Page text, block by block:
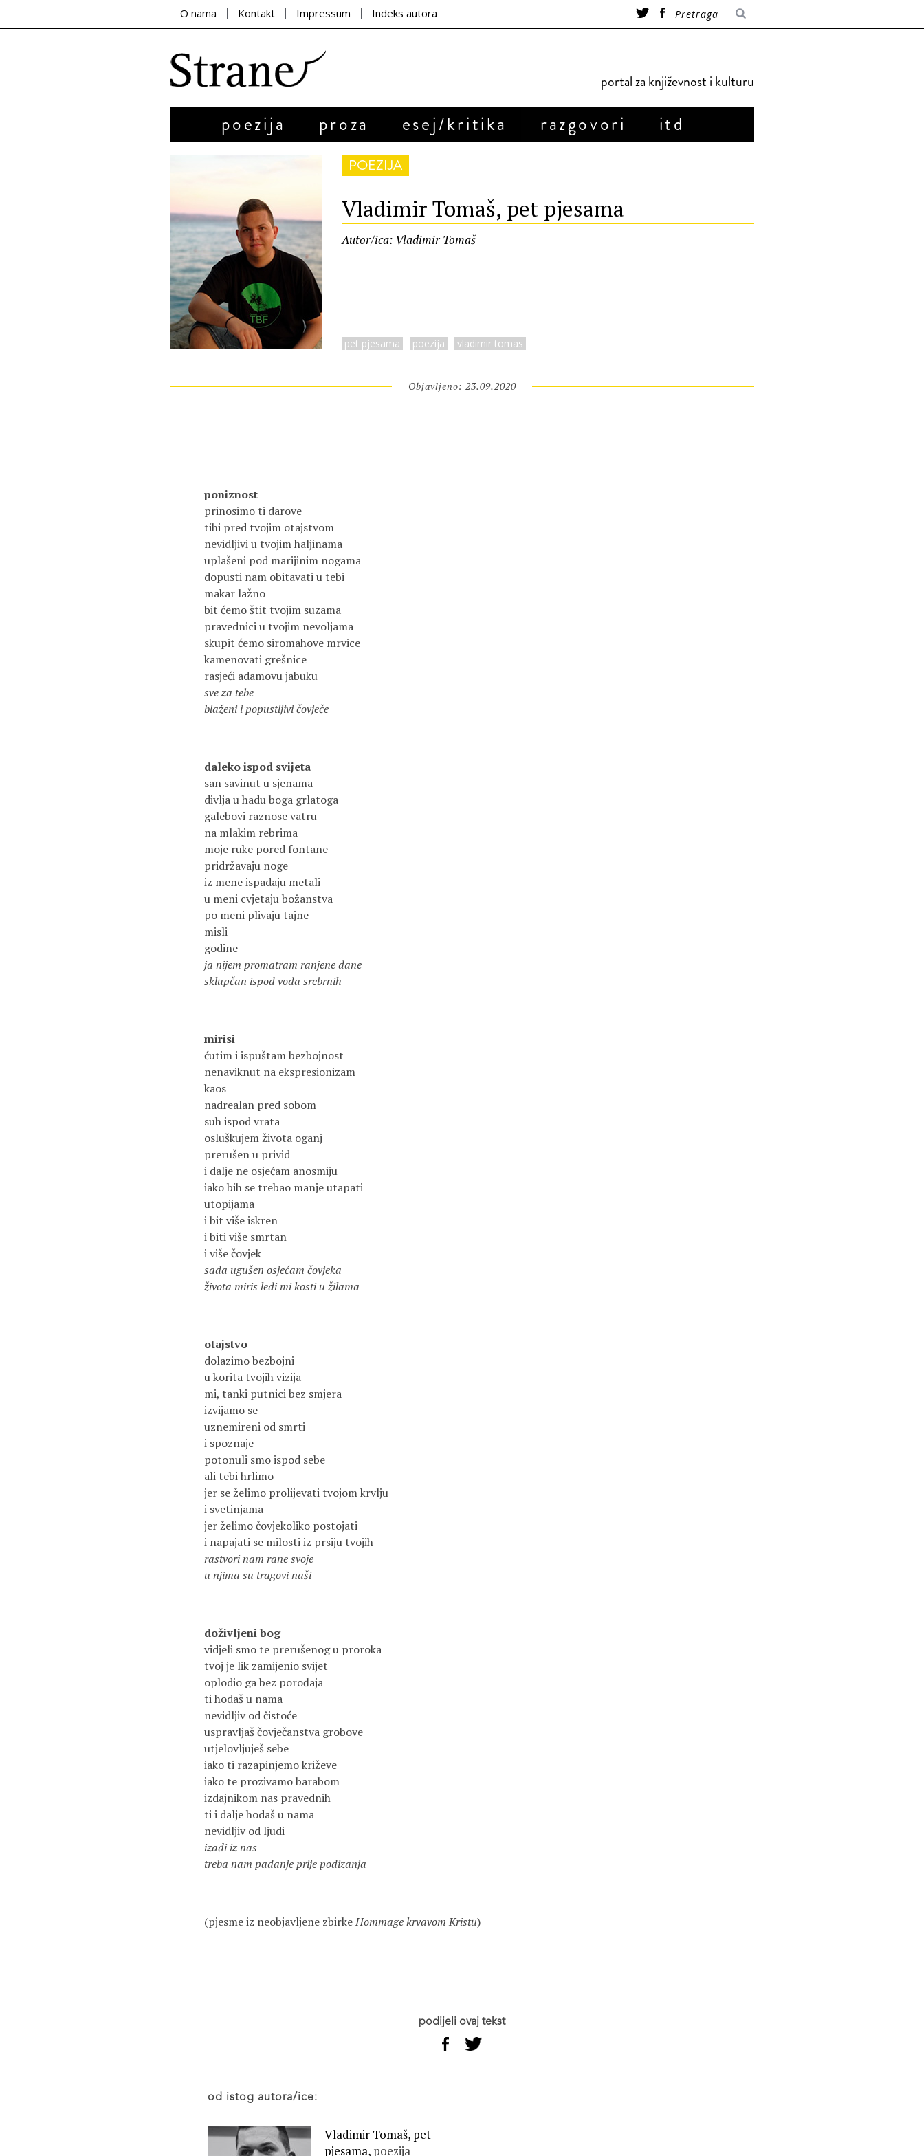
O nama Kontakt Impressum Indeks autora
portal za književnost i kulturu
poezija proza esej/kritika razgovori itd
POEZIJA
Vladimir Tomaš, pet pjesama
Autor/ica: Vladimir Tomaš
pet pjesama poezija vladimir tomas
Objavljeno: 23.09.2020
poniznost
prinosimo ti darove
tihi pred tvojim otajstvom
nevidljivi u tvojim haljinama
uplašeni pod marijinim nogama
dopusti nam obitavati u tebi
makar lažno
bit ćemo štit tvojim suzama
pravednici u tvojim nevoljama
skupit ćemo siromahove mrvice
kamenovati grešnice
rasjeći adamovu jabuku
sve za tebe
blaženi i popustljivi čovječe
daleko ispod svijeta
san savinut u sjenama
divlja u hadu boga grlatoga
galebovi raznose vatru
na mlakim rebrima
moje ruke pored fontane
pridržavaju noge
iz mene ispadaju metali
u meni cvjetaju božanstva
po meni plivaju tajne
misli
godine
ja nijem promatram ranjene dane
sklupčan ispod voda srebrnih
mirisi
ćutim i ispuštam bezbojnost
nenaviknut na ekspresionizam
kaos
nadrealan pred sobom
suh ispod vrata
osluškujem života oganj
prerušen u privid
i dalje ne osjećam anosmiju
iako bih se trebao manje utapati
utopijama
i bit više iskren
i biti više smrtan
i više čovjek
sada ugušen osjećam čovjeka
života miris ledi mi kosti u žilama
otajstvo
dolazimo bezbojni
u korita tvojih vizija
mi, tanki putnici bez smjera
izvijamo se
uznemireni od smrti
i spoznaje
potonuli smo ispod sebe
ali tebi hrlimo
jer se želimo prolijevati tvojom krvlju
i svetinjama
jer želimo čovjekoliko postojati
i napajati se milosti iz prsiju tvojih
rastvori nam rane svoje
u njima su tragovi naši
doživljeni bog
vidjeli smo te prerušenog u proroka
tvoj je lik zamijenio svijet
oplodio ga bez porođaja
ti hodaš u nama
nevidljiv od čistoće
uspravljaš čovječanstva grobove
utjelovljuješ sebe
iako ti razapinjemo križeve
iako te prozivamo barabom
izdajnikom nas pravednih
ti i dalje hodaš u nama
nevidljiv od ljudi
izađi iz nas
treba nam padanje prije podizanja
(pjesme iz neobjavljene zbirkeHommage krvavom Kristu)
podijeli ovaj tekst
od istog autora/ice:
Vladimir Tomaš, pet
pjesama, poezija